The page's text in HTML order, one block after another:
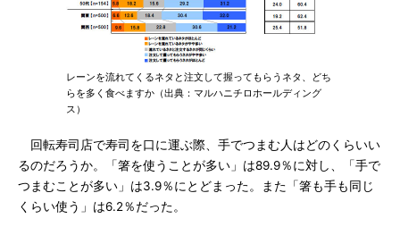
レーンを流れてくるネタと注文して握ってもらうネタ、どち
らを多く食べますか（出典：マルハニチロホールディング
ス）
回転寿司店で寿司を口に運ぶ際、手でつまむ人はどのくらいい
るのだろうか。「箸を使うことが多い」は89.9％に対し、「手で
つまむことが多い」は3.9％にとどまった。また「箸も手も同じ
くらい使う」は6.2％だった。